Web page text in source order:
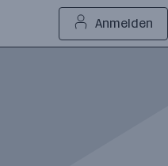
Anmelden